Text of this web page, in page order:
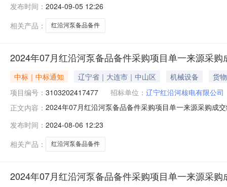
源采用单一来源原因：为确保相关功能的配套性，只能
发布时间： 2024-09-05 12:26
相关产品：
红沿河泵备品备件
2024年07月红沿河泵备品备件采购项目单一来源采购
中标｜中标通知 辽宁省｜大连市｜中山区 机械设备
货物
项目编号： 3103202417477 招标单位： 辽宁红沿河核电有限公司
正文内容： 2024年07月红沿河泵备品备件采购项目单一来源采购成
原因：为确保相关功能的配套性，只能从特定供应商处
发布时间： 2024-08-06 12:23
相关产品：
红沿河泵备品备件
2024年07月红沿河泵备品备件采购项目单一来源采购